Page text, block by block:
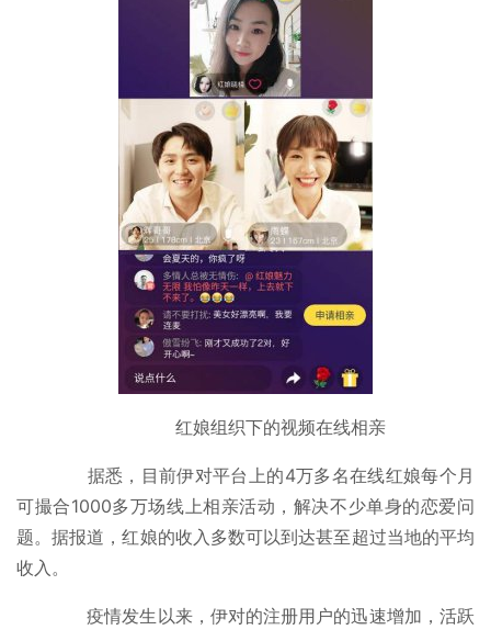
时
尚
健
红娘组织下的视频在线相亲
据悉，目前伊对平台上的4万多名在线红娘每个月
可撮合1000多万场线上相亲活动，解决不少单身的恋爱问
题。据报道，红娘的收入多数可以到达甚至超过当地的平均
收入。
疫情发生以来，伊对的注册用户的迅速增加，活跃